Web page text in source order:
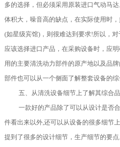
多的选择，但必须采用原装进口气动马
体积大，噪音高的缺点，在实际使用时
(如星级宾馆)，则很难达到要求!所以，
应该选择进口产品，在采购设备时，应
用的主要清洗动力部件的原产地以及品
部件也可以从一个侧面了解整套设备的综
五、从清洗设备细节上了解其综合品
一款好的产品除了可以从设计是否
件看出来以外,还可以从设备的很多细节
提到了很多的设计细节，生产细节的要